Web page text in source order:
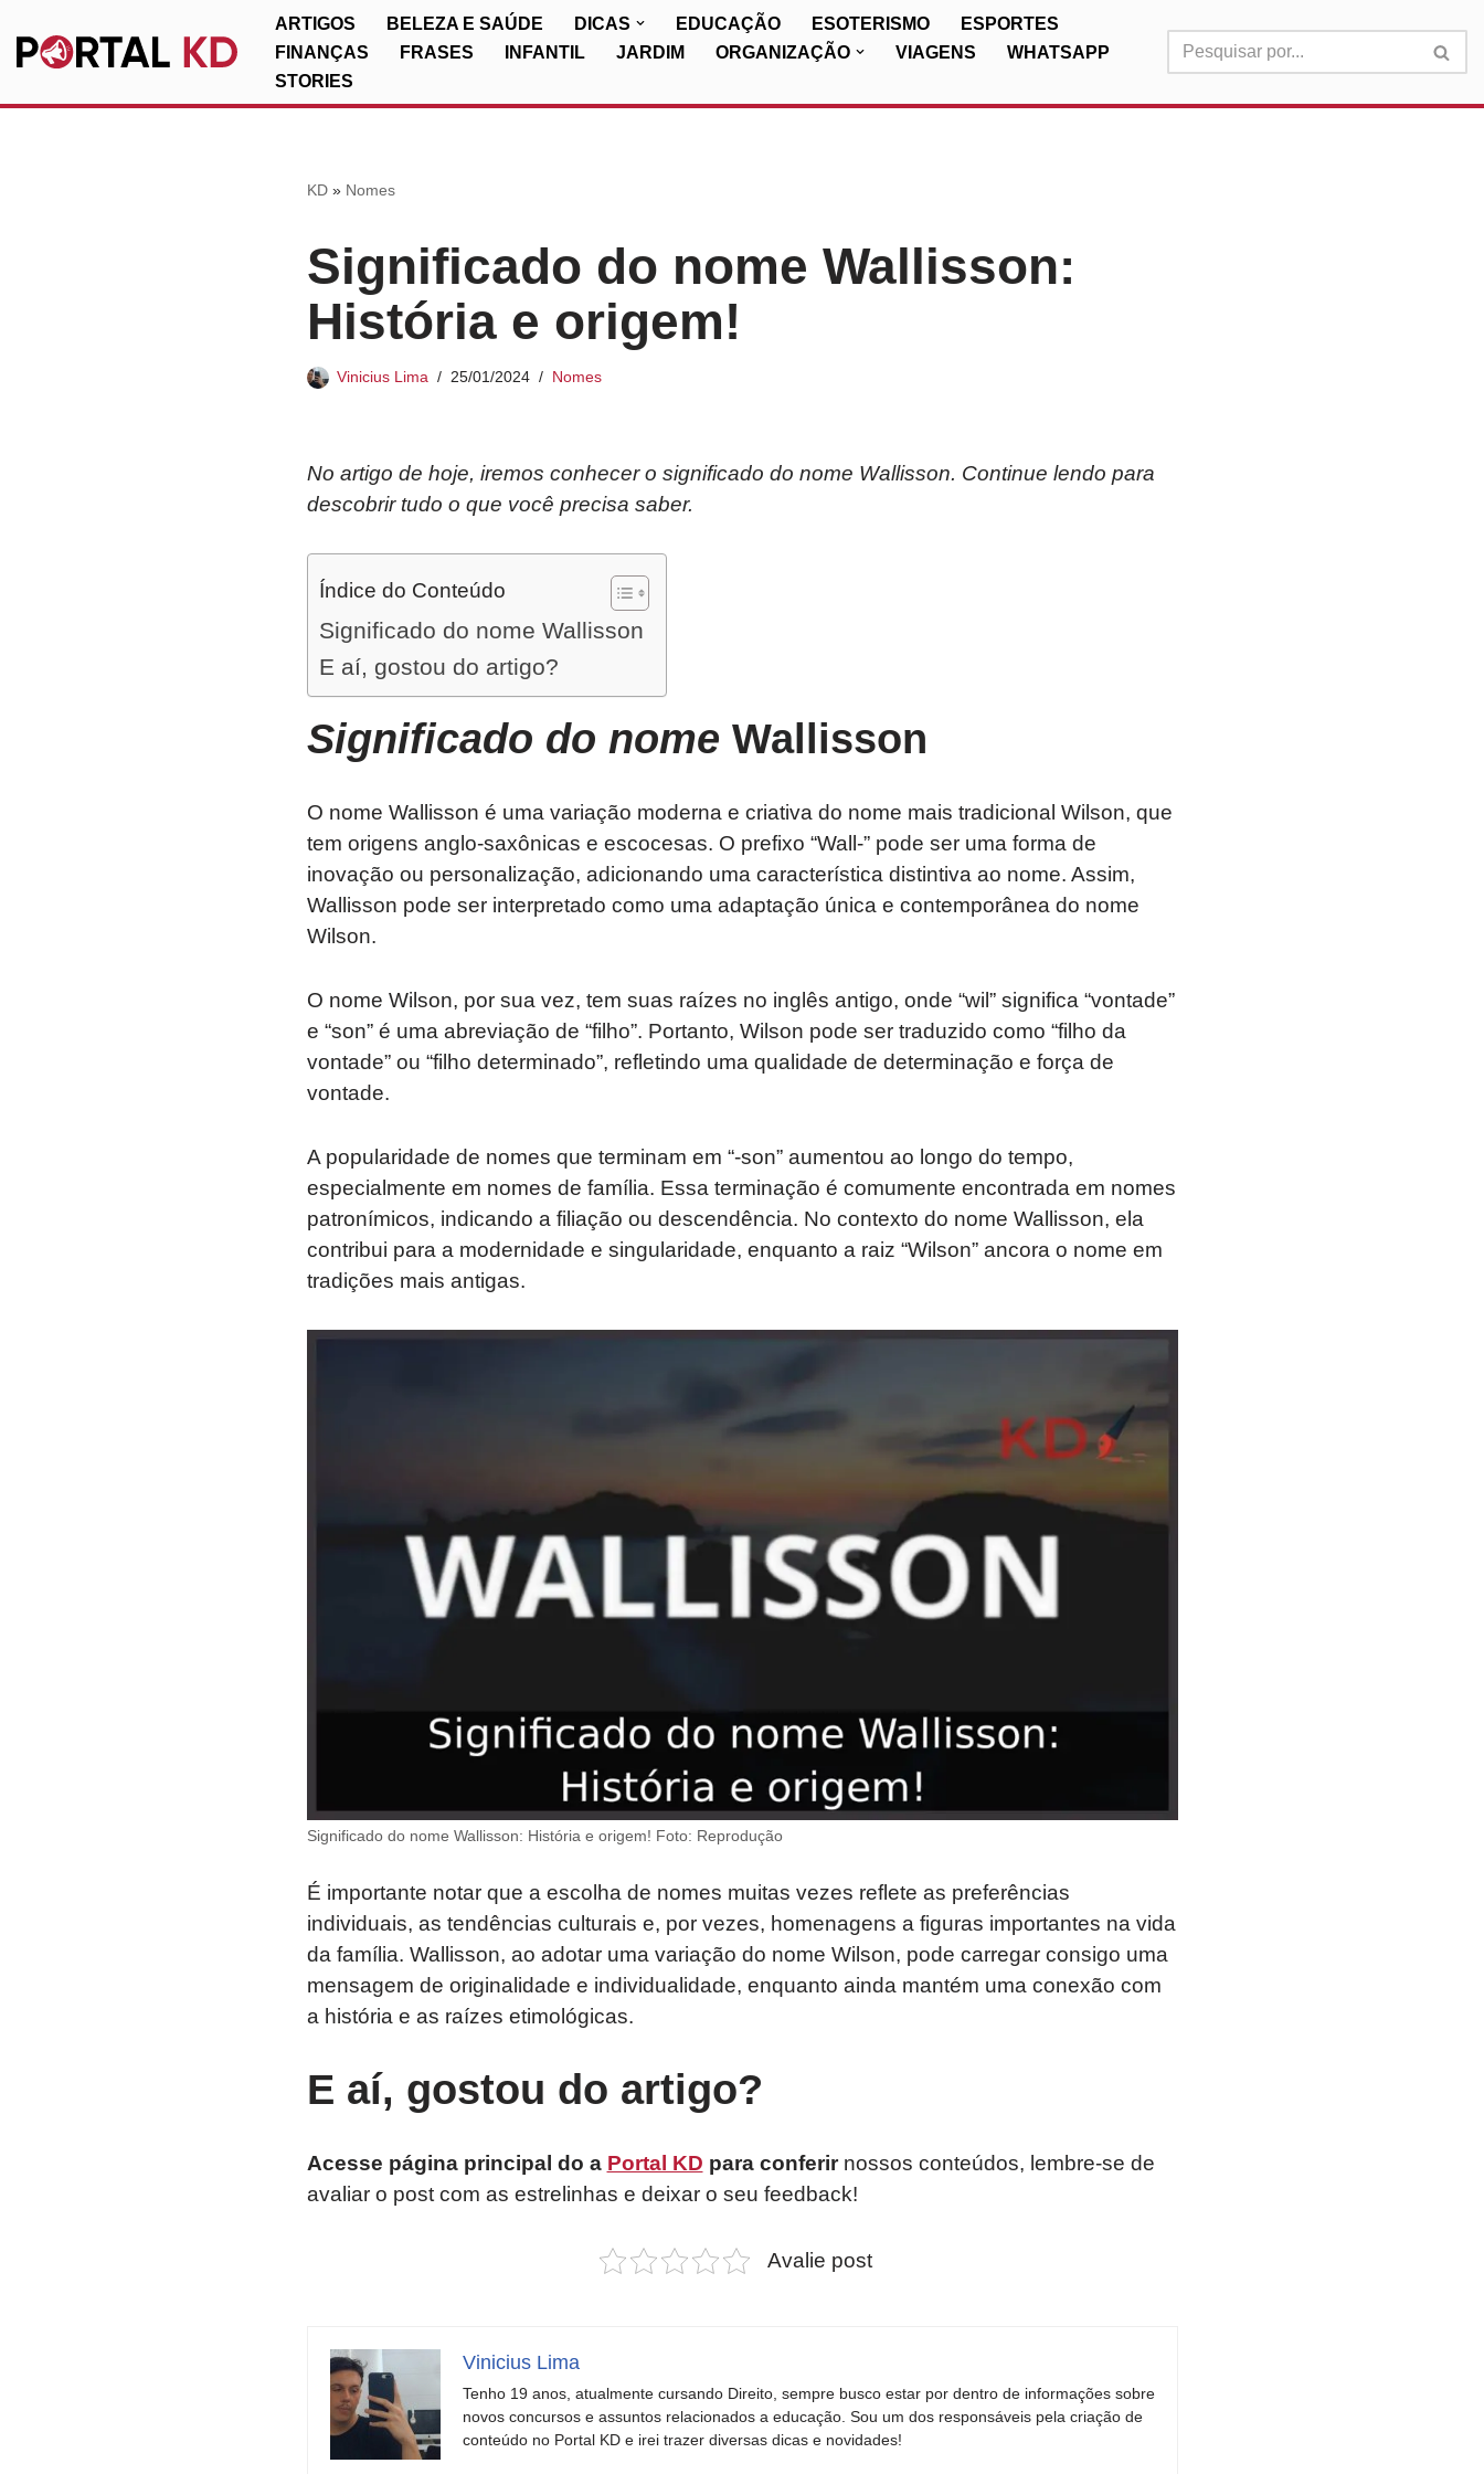
Pular
ARTIGOS BELEZA E SAÚDE DICAS EDUCAÇÃO ESOTERISMO
ESPORTES
FINANÇAS
FRASES INFANTIL JARDIM ORGANIZAÇÃO VIAGENS
WHATSAPP
STORIES
KD» Nomes
Significado do nome Wallisson:
História e origem!
Vinicius Lima 25/01/2024 Nomes
No artigo de hoje, iremos conhecer o significado do nome Wallisson. Continue lendo para
descobrir tudo o que você precisa saber.
Índice do Conteúdo
Significado do nome Wallisson
E aí, gostou do artigo?
Significado do nome Wallisson
O nome Wallisson é uma variação moderna e criativa do nome mais tradicional Wilson, que
tem origens anglo-saxônicas e escocesas. O prefixo “Wall-” pode ser uma forma de
inovação ou personalização, adicionando uma característica distintiva ao nome. Assim,
Wallisson pode ser interpretado como uma adaptação única e contemporânea do nome
Wilson.
O nome Wilson, por sua vez, tem suas raízes no inglês antigo, onde “wil” significa “vontade”
e “son” é uma abreviação de “filho”. Portanto, Wilson pode ser traduzido como “filho da
vontade” ou “filho determinado”, refletindo uma qualidade de determinação e força de
vontade.
A popularidade de nomes que terminam em “-son” aumentou ao longo do tempo,
especialmente em nomes de família. Essa terminação é comumente encontrada em nomes
patronímicos, indicando a filiação ou descendência. No contexto do nome Wallisson, ela
contribui para a modernidade e singularidade, enquanto a raiz “Wilson” ancora o nome em
tradições mais antigas.
Significado do nome Wallisson: História e origem! Foto: Reprodução
É importante notar que a escolha de nomes muitas vezes reflete as preferências
individuais, as tendências culturais e, por vezes, homenagens a figuras importantes na vida
da família. Wallisson, ao adotar uma variação do nome Wilson, pode carregar consigo uma
mensagem de originalidade e individualidade, enquanto ainda mantém uma conexão com
a história e as raízes etimológicas.
E aí, gostou do artigo?
Acesse página principal do a Portal KD para conferirnossos conteúdos, lembre-se de
avaliar o post com as estrelinhas e deixar o seu feedback!
Avalie post
Vinicius Lima
Tenho 19 anos, atualmente cursando Direito, sempre busco estar por dentro de informações sobre
novos concursos e assuntos relacionados a educação. Sou um dos responsáveis pela criação de
conteúdo no Portal KD e irei trazer diversas dicas e novidades!